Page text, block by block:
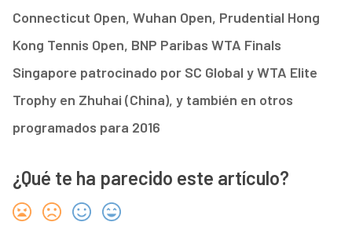
Connecticut Open, Wuhan Open, Prudential Hong
Kong Tennis Open, BNP Paribas WTA Finals
Singapore patrocinado por SC Global y WTA Elite
Trophy en Zhuhai (China), y también en otros
programados para 2016
¿Qué te ha parecido este artículo?